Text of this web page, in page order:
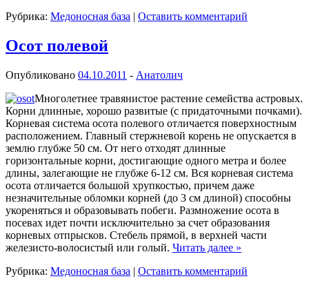
Рубрика: Медоносная база | Оставить комментарий
Осот полевой
Опубликовано 04.10.2011 - Анатолич
Многолетнее травянистое растение семейства астровых.
Корни длинные, хорошо развитые (с придаточными почками).
Корневая система осота полевого отличается поверхностным
расположением. Главный стержневой корень не опускается в
землю глубже 50 см. От него отходят длинные
горизонтальные корни, достигающие одного метра и более
длины, залегающие не глубже 6-12 см. Вся корневая система
осота отличается большой хрупкостью, причем даже
незначительные обломки корней (до 3 см длиной) способны
укореняться и образовывать побеги. Размножение осота в
посевах идет почти исключительно за счет образования
корневых отпрысков. Стебель прямой, в верхней части
железисто-волосистый или голый. Читать далее »
Рубрика: Медоносная база | Оставить комментарий